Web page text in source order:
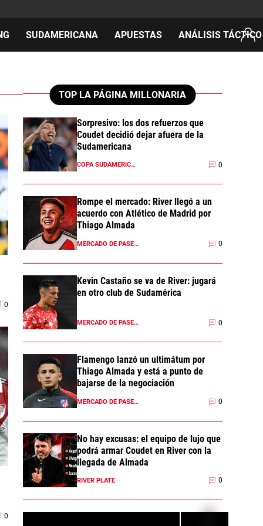
SUDAMERICANA APUESTAS ANÁLISIS TÁCTICO
día
0
0
TOP LA PÁGINA MILLONARIA
Sorpresivo: los dos refuerzos que
Coudet decidió dejar afuera de la
Sudamericana
COPA SUDAMERICANA 2026 0
Rompe el mercado: River llegó a un
acuerdo con Atlético de Madrid por
Thiago Almada
MERCADO DE PASES 2026 0
Kevin Castaño se va de River: jugará
en otro club de Sudamérica
MERCADO DE PASES 2026 0
Flamengo lanzó un ultimátum por
Thiago Almada y está a punto de
bajarse de la negociación
MERCADO DE PASES 2026 0
No hay excusas: el equipo de lujo que
podrá armar Coudet en River con la
llegada de Almada
RIVER PLATE 0